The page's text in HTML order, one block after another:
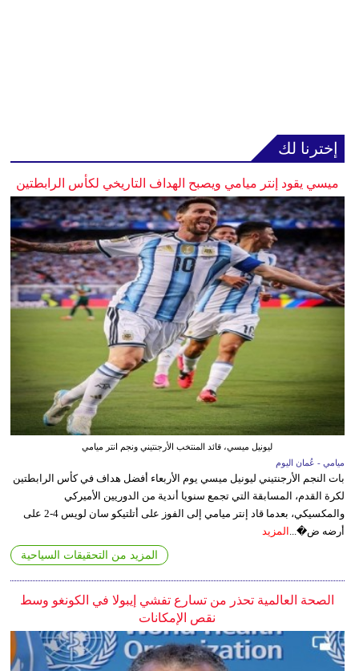
إخترنا لك
ميسي يقود إنتر ميامي ويصبح الهداف التاريخي لكأس الرابطتين
ليونيل ميسي، قائد المنتخب الأرجنتيني ونجم انتر ميامي
ميامي - عُمان اليوم
بات النجم الأرجنتيني ليونيل ميسي يوم الأربعاء أفضل هداف في كأس الرابطتين
لكرة القدم، المسابقة التي تجمع سنويا أندية من الدوريين الأميركي
والمكسيكي، بعدما قاد إنتر ميامي إلى الفوز على أتلتيكو سان لويس 4-2 على
أرضه ض�...
المزيد
المزيد من التحقيقات السياحية
الصحة العالمية تحذر من تسارع تفشي إيبولا في الكونغو وسط
نقص الإمكانات